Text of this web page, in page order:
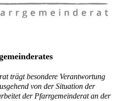
trägt besondere Verantwortung
von der Situation der
der Pfarrgemeinderat an der